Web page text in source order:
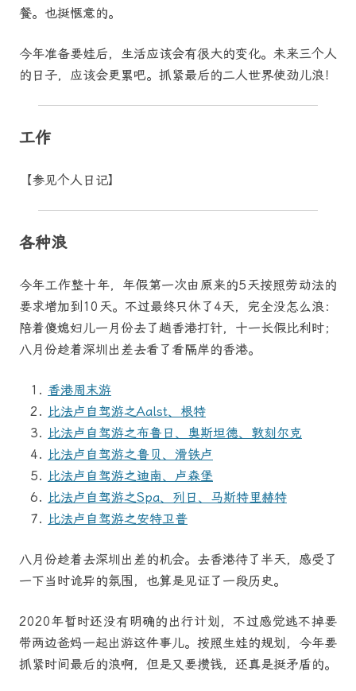
餐。也挺惬意的。
今年准备要娃后，生活应该会有很大的变化。未来三个人
的日子，应该会更累吧。抓紧最后的二人世界使劲儿浪！
工作
【参见个人日记】
各种浪
今年工作整十年，年假第一次由原来的5天按照劳动法的
要求增加到10天。不过最终只休了4天，完全没怎么浪：
陪着傻媳妇儿一月份去了趟香港打针，十一长假比利时；
八月份趁着深圳出差去看了看隔岸的香港。
香港周末游
比法卢自驾游之Aalst、根特
比法卢自驾游之布鲁日、奥斯坦德、敦刻尔克
比法卢自驾游之鲁贝、滑铁卢
比法卢自驾游之迪南、卢森堡
比法卢自驾游之Spa、列日、马斯特里赫特
比法卢自驾游之安特卫普
八月份趁着去深圳出差的机会。去香港待了半天，感受了
一下当时诡异的氛围，也算是见证了一段历史。
2020年暂时还没有明确的出行计划，不过感觉逃不掉要
带两边爸妈一起出游这件事儿。按照生娃的规划，今年要
抓紧时间最后的浪啊，但是又要攒钱，还真是挺矛盾的。